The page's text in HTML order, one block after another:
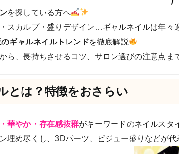
を探している方へ
スカルプ・盛りデザイン…ギャルネイルは年々
ギャルネイルトレンドを徹底解説
ら、長持ちさせるコツ、サロン選びの注意点ま
とは？特徴をおさらい
華やか・存在感抜群がキーワードのネイルスタ
埋め尽くし、3Dパーツ、ビジュー盛りなどが代